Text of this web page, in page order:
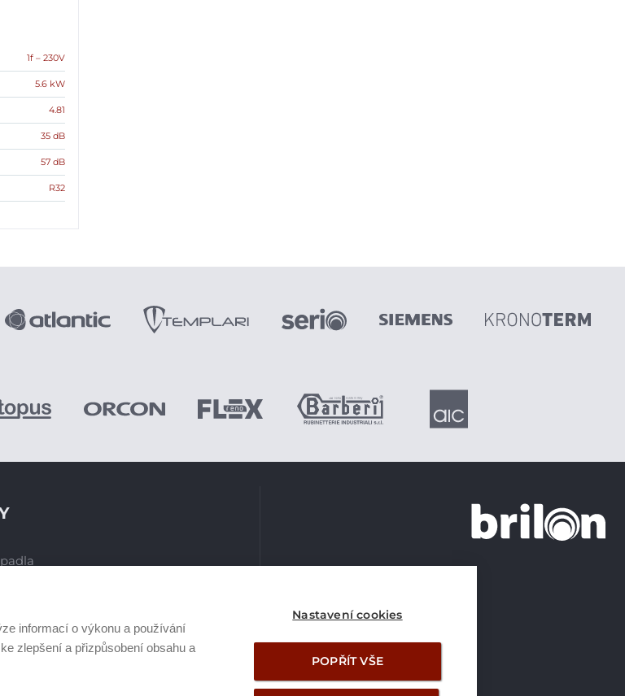
informací o výkonu a používání
zlepšení a přizpůsobení obsahu a
Nastavení cookies
POPŘÍT VŠE
1f – 230V
5.6 kW
4.81
35 dB
57 dB
R32